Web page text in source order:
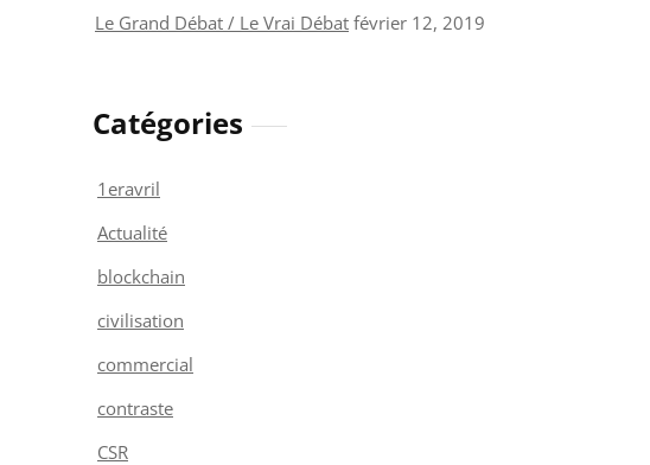
Le Grand Débat / Le Vrai Débat février 12, 2019
Catégories
1eravril
Actualité
blockchain
civilisation
commercial
contraste
CSR